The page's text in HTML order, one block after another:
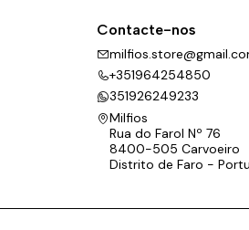
Contacte-nos
+351964254850
351926249233
Milfios
Rua do Farol Nº 76
8400-505 Carvoeiro
Distrito de Faro -